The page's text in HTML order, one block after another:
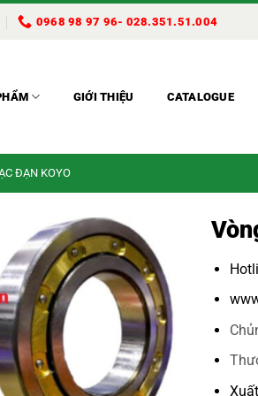
0968 98 97 96- 028.351.51.004
GIỚI THIỆU CATALOGUE
ĐẠN KOYO